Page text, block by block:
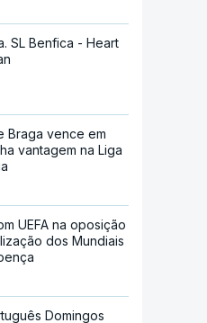
SL Benfica - Heart
Braga vence em
vantagem na Liga
UEFA na oposição
dos Mundiais
Domingos